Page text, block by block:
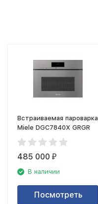
Встраиваемая пароварка
Miele DGC7840X GRGR
485 000₽
В наличии
Посмотреть